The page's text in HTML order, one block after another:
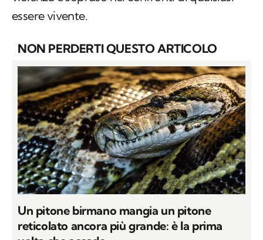
essere vivente.
NON PERDERTI QUESTO ARTICOLO
Un pitone birmano mangia un pitone
reticolato ancora più grande: è la prima